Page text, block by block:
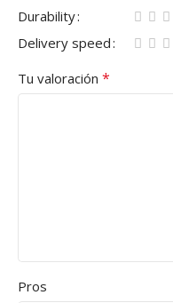
Durability
Delivery speed
Tu valoración *
Pros